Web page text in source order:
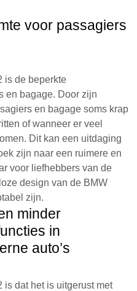
voor passagiers
is de beperkte
en bagage. Door zijn
en bagage soms krap
of wanneer er veel
Dit kan een uitdaging
zijn naar een ruimere en
voor liefhebbers van de
design van de BMW
zijn.
minder
in
auto’s
is dat het is uitgerust met